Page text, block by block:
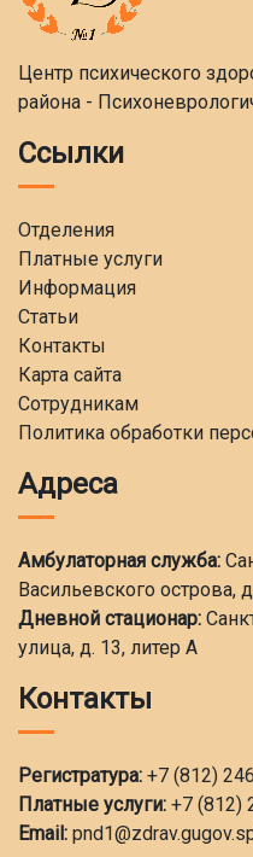
Центр психического
района -
Ссылки
Отделения
Платные услуги
Информация
Статьи
Контакты
Карта сайта
Сотрудникам
Политика обработки
Адреса
Амбулаторная служба:
Васильевского острова,
Дневной стационар:
улица, д. 13, литер А
Контакты
Регистратура: +7 (812)
Платные услуги: +7 (812)
Email: